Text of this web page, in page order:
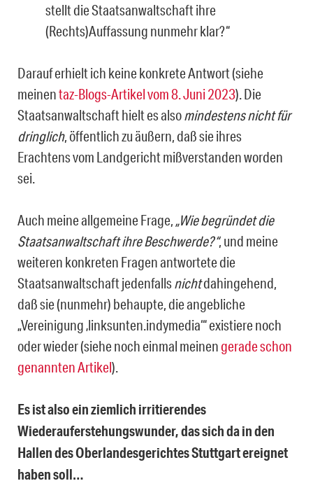
stellt die Staatsanwaltschaft ihre
(Rechts)Auffassung nunmehr klar?“
Darauf erhielt ich keine konkrete Antwort (siehe
meinentaz-Blogs-Artikel vom 8. Juni 2023). Die
Staatsanwaltschaft hielt es alsomindestens nicht für
dringlich, öffentlich zu äußern, daß sie ihres
Erachtens vom Landgericht mißverstanden worden
sei.
Auch meine allgemeine Frage, „Wie begründet die
Staatsanwaltschaft ihre Be­schwerde?“, und meine
weiteren konkreten Fragen antwortete die
Staatsanwaltschaft je­denfallsnichtdahingehend,
daß sie (nunmehr) behaupte, die angebliche
„Vereinigung ‚linksunten.indymedia‘“ existiere noch
oder wieder (siehe noch einmal meinengerade schon
genannten Artikel).
Es ist also ein ziemlich irritierendes
Wiederauferstehungswunder, das sich da in den
Hallen des Oberlandesgerichtes Stuttgart ereignet
haben soll…